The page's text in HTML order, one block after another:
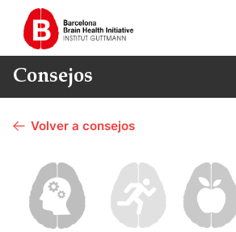
Consejos
Volver a consejos